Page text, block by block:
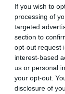
If you wish to
processing of
targeted
section to
opt-out request
interest-based
us or personal
your opt-out.
disclosure of
La
Monte